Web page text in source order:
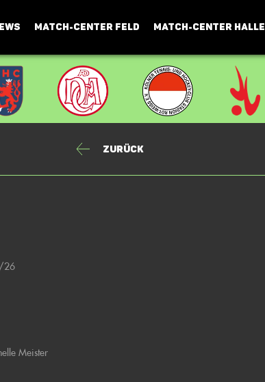
MATCH-CENTER FELD MATCH-CENTER HALLE
Zurück
26
Meister